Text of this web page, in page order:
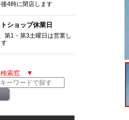
後4時に閉店します
ショップ休業日
第1・第3土曜日は営業し
索窓 ▼